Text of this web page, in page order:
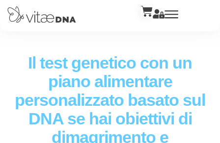
Il test genetico con un
piano alimentare
personalizzato basato sul
DNA se hai obiettivi di
dimagrimento e